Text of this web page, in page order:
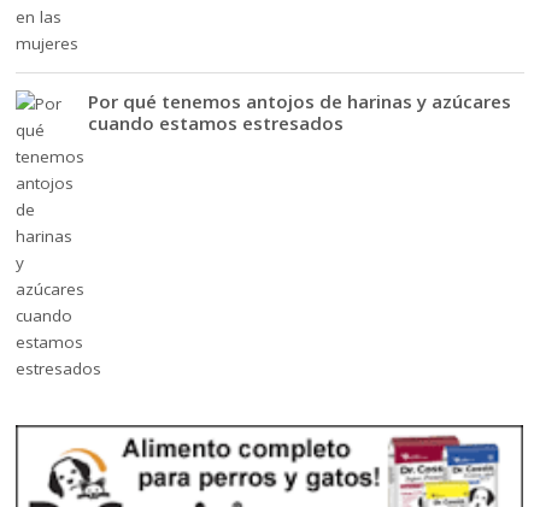
Por qué tenemos antojos de harinas y azúcares
cuando estamos estresados